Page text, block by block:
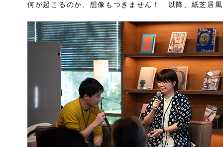
何が起こるのか、想像もつきません！ 以降、紙芝居